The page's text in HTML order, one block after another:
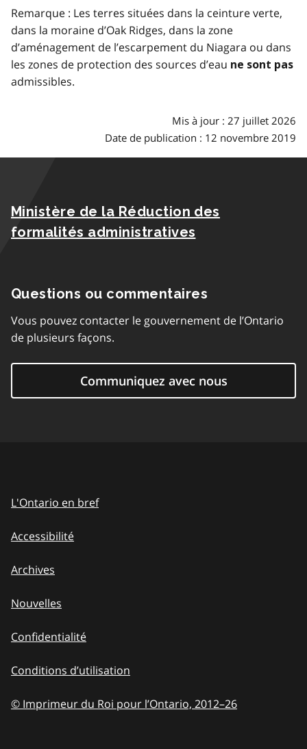
Remarque : Les terres situées dans la ceinture verte,
dans la moraine d’Oak Ridges, dans la zone
d’aménagement de l’escarpement du Niagara ou dans
les zones de protection des sources d’eau ne sont pas
admissibles.
Mis à jour : 27 juillet 2026
Date de publication : 12 novembre 2019
Ministère de la Réduction des
formalités administratives
Questions ou commentaires
Vous pouvez contacter le gouvernement de l’Ontario
de plusieurs façons.
Communiquez avec nous
L'Ontario en bref
Accessibilité
Archives
Nouvelles
Confidentialité
Conditions d’utilisation
© Imprimeur du Roi pour l’Ontario, 2012–to
26